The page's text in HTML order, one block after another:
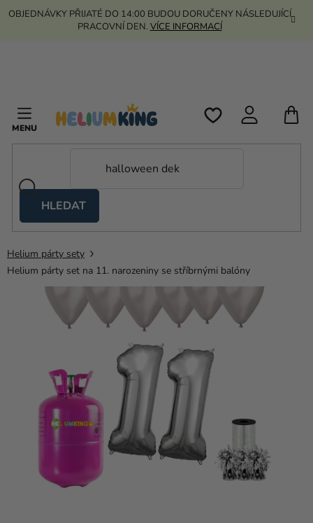
Přejít
OBJEDNÁVKY PŘIJATÉ DO 14:00 BUDOU DORUČENY NÁSLEDUJÍCÍ
PRACOVNÍ DEN. VÍCE INFORMACÍ
HLEDAT
stany
Kanekalon
Helium
balónky
Párty
Výzdoba
doplňky
Kostýmy
Helium párty sety
Helium párty set na 11. narozeniny se stříbrnými balóny